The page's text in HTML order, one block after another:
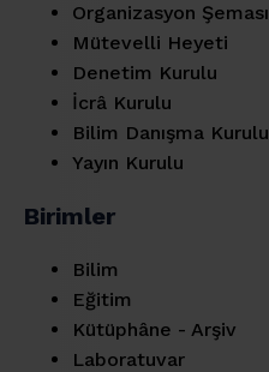
Organizasyon Şeması
Mütevelli Heyeti
Denetim Kurulu
İcrâ Kurulu
Bilim Danışma Kurulu
Yayın Kurulu
Birimler
Bilim
Eğitim
Kütüphâne - Arşiv
Laboratuvar